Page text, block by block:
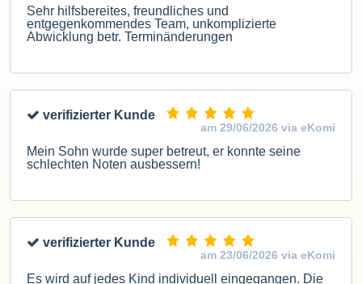
Sehr hilfsbereites, freundliches und
entgegenkommendes Team, unkomplizierte
Abwicklung betr. Terminänderungen
verifizierter Kunde
am 29/06/2026 via eKomi
Mein Sohn wurde super betreut, er konnte seine
schlechten Noten ausbessern!
verifizierter Kunde
am 23/06/2026 via eKomi
Es wird auf jedes Kind individuell eingegangen. Die